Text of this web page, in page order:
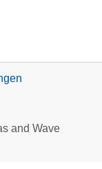
and Wave